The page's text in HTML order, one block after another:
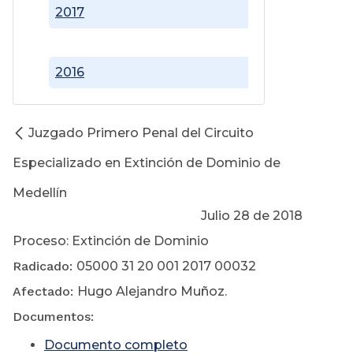
2016
2017
Juzgado Primero Penal del Circuito
Especializado en Extinción de Dominio de
Medellín
Julio 28 de 2018
Proceso: Extinción de Dominio
Radicado: 05000 31 20 001 2017 00032
Afectado: Hugo Alejandro Muñoz.
Documentos:
Documento completo